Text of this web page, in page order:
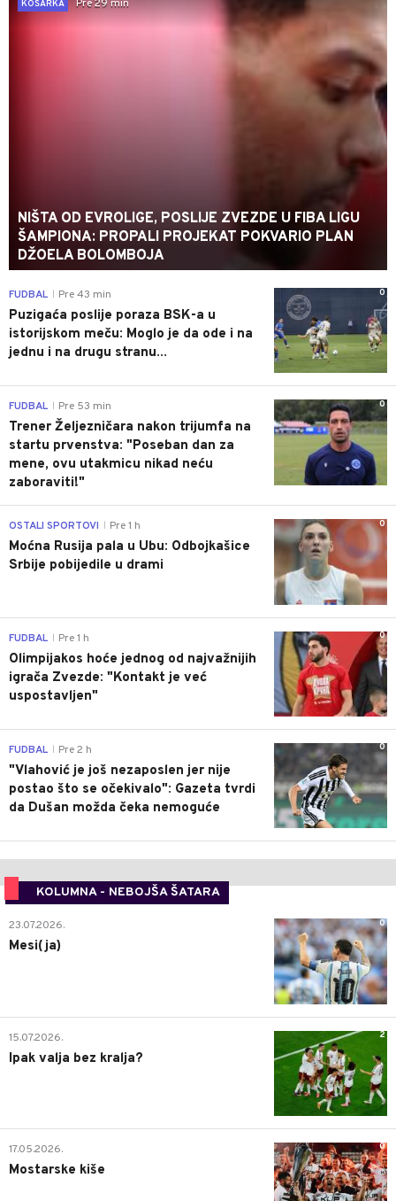
KOŠARKA
Pre 29 min
NIŠTA OD EVROLIGE, POSLIJE ZVEZDE U FIBA LIGU
ŠAMPIONA: PROPALI PROJEKAT POKVARIO PLAN
DŽOELA BOLOMBOJA
0
FUDBAL Pre 43 min
Puzigaća poslije poraza BSK-a u
istorijskom meču: Moglo je da ode i na
jednu i na drugu stranu...
0
FUDBAL Pre 53 min
Trener Željezničara nakon trijumfa na
startu prvenstva: "Poseban dan za
mene, ovu utakmicu nikad neću
zaboraviti!"
0
OSTALI SPORTOVI Pre 1 h
Moćna Rusija pala u Ubu: Odbojkašice
Srbije pobijedile u drami
0
FUDBAL Pre 1 h
Olimpijakos hoće jednog od najvažnijih
igrača Zvezde: "Kontakt je već
uspostavljen"
0
FUDBAL Pre 2 h
"Vlahović je još nezaposlen jer nije
postao što se očekivalo": Gazeta tvrdi
da Dušan možda čeka nemoguće
KOLUMNA - NEBOJŠA ŠATARA
0
23.07.2026.
Mesi(ja)
2
15.07.2026.
Ipak valja bez kralja?
0
17.05.2026.
Mostarske kiše